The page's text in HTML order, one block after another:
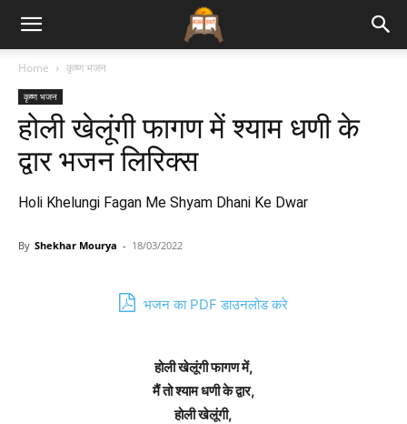
Bhajan
Lyrics
Home कृष्ण भजन
कृष्ण भजन
होली खेलूंगी फागण में श्याम धणी के
द्वार भजन लिरिक्स
Holi Khelungi Fagan Me Shyam Dhani Ke Dwar
By Shekhar Mourya - 18/03/2022
भजन का PDF डाउनलोड करे
होली खेलूंगी फागण में,
मैं तो श्याम धणी के द्वार,
होली खेलूंगी,